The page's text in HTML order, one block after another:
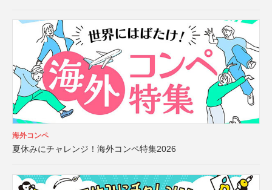
海外コンペ
夏休みにチャレンジ！海外コンペ特集2026